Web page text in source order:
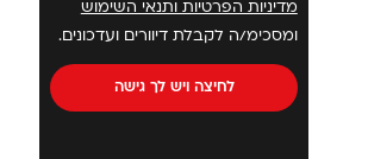
מדיניות הפרטיות ותנאי השימוש
ומסכימ/ה לקבלת דיוורים ועדכונים.
לחיצה ויש לך גישה